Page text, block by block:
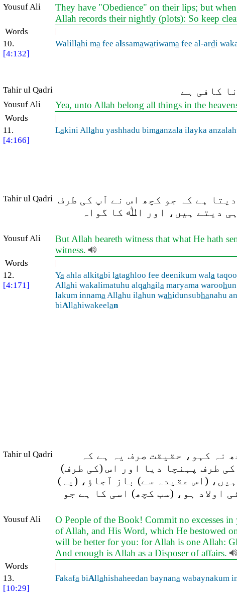
Yousuf Ali
They have "Obedience" on their lips; but
Allah records their nightly (plots): So keep
Words |
10.
[4:132]
Walillahi ma fee alssamawatiwama fee al-ardi
Tahir ul Qadri کافی ہے
Yousuf Ali Yea, unto Allah belong all things in the
Words |
11.
[4:166]
Lakini Allahu yashhadu bimaanzala ilayka
Tahir ul Qadri ہے کہ جو کچھ اس نے آپ کی طرف
دیتے ہیں، اور اﷲ کا گواہ
Yousuf Ali
But Allah beareth witness that what He hath
witness.
Words |
12.
[4:171]
Ya ahla alkitabi lataghloo fee deenikum wala
Allahi wakalimatuhu alqahaila maryama warooh
lakum innamaAllahu ilahun wahidunsubhanahu
biAllahiwakeelan
Tahir ul Qadri
نہ کہو، حقیقت صرف یہ ہے کہ
طرف پہنچا دیا اور اس (کی طرف)
(اس عقیدہ سے) باز آجاؤ، (یہ)
ہو، (سب کچھ) اسی کا ہے جو
Yousuf Ali
O People of the Book! Commit no excesses
of Allah, and His Word, which He bestowed
will be better for you: for Allah is one Allah:
And enough is Allah as a Disposer of affairs.
Words |
13.
[10:29]
Fakafa biAllahishaheedan baynana wabaynakum